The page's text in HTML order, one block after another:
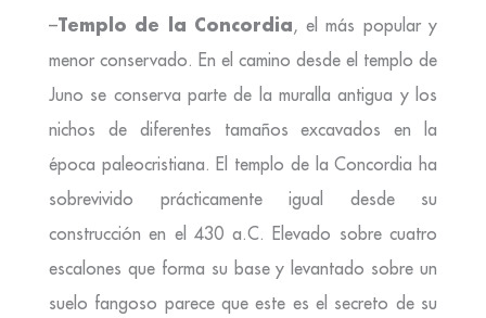
–Templo de la Concordia, el más popular y
menor conservado. En el camino desde el templo de
Juno se conserva parte de la muralla antigua y los
nichos de diferentes tamaños excavados en la
época paleocristiana. El templo de la Concordia ha
sobrevivido prácticamente igual desde su
construcción en el 430 a.C. Elevado sobre cuatro
escalones que forma su base y levantado sobre un
suelo fangoso parece que este es el secreto de su